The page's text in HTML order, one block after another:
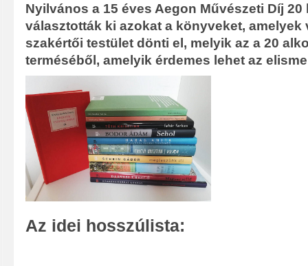
Nyilvános a 15 éves Aegon Művészeti Díj
választották ki azokat a könyveket,
szakértői testület dönti el, melyik az a 20
terméséből, amelyik érdemes lehet az
Az idei hosszúlista: